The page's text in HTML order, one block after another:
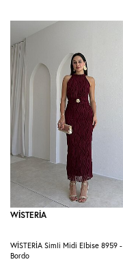
WİSTERİA
WİSTERİA Simli Midi Elbise 8959 -
Bordo